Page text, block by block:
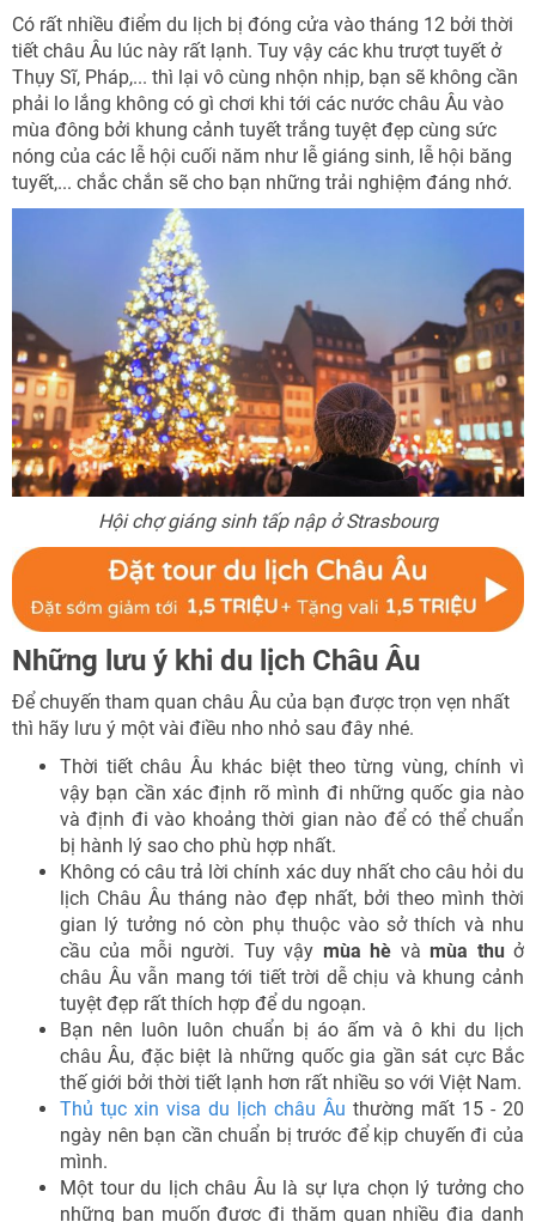
Có rất nhiều điểm du lịch bị đóng cửa vào tháng 12 bởi thời
tiết châu Âu lúc này rất lạnh. Tuy vậy các khu trượt tuyết ở
Thụy Sĩ, Pháp,... thì lại vô cùng nhộn nhịp, bạn sẽ không cần
phải lo lắng không có gì chơi khi tới các nước châu Âu vào
mùa đông bởi khung cảnh tuyết trắng tuyệt đẹp cùng sức
nóng của các lễ hội cuối năm như lễ giáng sinh, lễ hội băng
tuyết,... chắc chắn sẽ cho bạn những trải nghiệm đáng nhớ.
Hội chợ giáng sinh tấp nập ở Strasbourg
Những lưu ý khi du lịch Châu Âu
Để chuyến tham quan châu Âu của bạn được trọn vẹn nhất
thì hãy lưu ý một vài điều nho nhỏ sau đây nhé.
Thời tiết châu Âu khác biệt theo từng vùng, chính vì
vậy bạn cần xác định rõ mình đi những quốc gia nào
và định đi vào khoảng thời gian nào để có thể chuẩn
bị hành lý sao cho phù hợp nhất.
Không có câu trả lời chính xác duy nhất cho câu hỏi du
lịch Châu Âu tháng nào đẹp nhất, bởi theo mình thời
gian lý tưởng nó còn phụ thuộc vào sở thích và nhu
cầu của mỗi người. Tuy vậy mùa hè vàmùa thuở
châu Âu vẫn mang tới tiết trời dễ chịu và khung cảnh
tuyệt đẹp rất thích hợp để du ngoạn.
Bạn nên luôn luôn chuẩn bị áo ấm và ô khi du lịch
châu Âu, đặc biệt là những quốc gia gần sát cực Bắc
thế giới bởi thời tiết lạnh hơn rất nhiều so với Việt Nam.
Thủ tục xin visa du lịch châu Âu thường mất 15 - 20
ngày nên bạn cần chuẩn bị trước để kịp chuyến đi của
mình.
Một tour du lịch châu Âu là sự lựa chọn lý tưởng cho
những bạn muốn được đi thăm quan nhiều địa danh